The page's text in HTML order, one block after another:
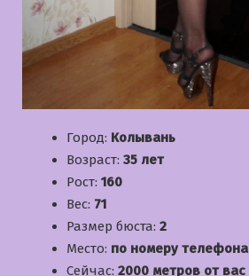
Город: Колывань
Возраст: 35 лет
Рост: 160
Вес: 71
Размер бюста: 2
Место: по номеру телефона
Сейчас: 2000 метров от вас